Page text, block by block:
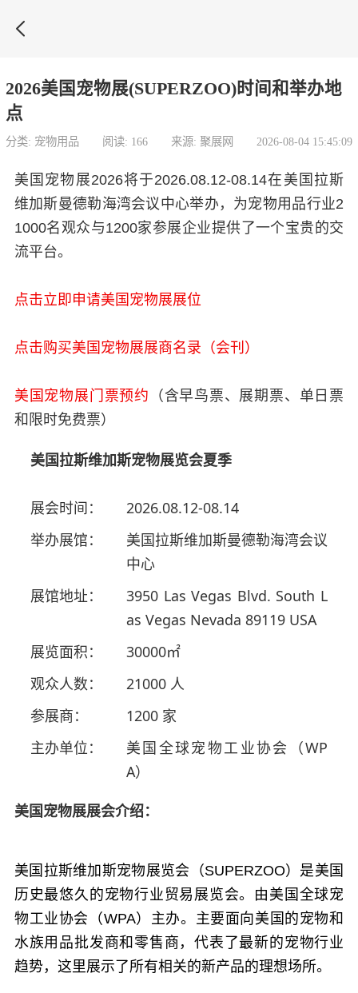

2026美国宠物展(SUPERZOO)时间和举办地
点
分类: 宠物用品 阅读: 166 来源: 聚展网 2026-08-04 15:45:09
美国宠物展2026将于2026.08.12-08.14在美国拉斯
维加斯曼德勒海湾会议中心举办，为宠物用品行业2
1000名观众与1200家参展企业提供了一个宝贵的交
流平台。
点击立即申请美国宠物展展位
点击购买美国宠物展展商名录（会刊）
美国宠物展门票预约 （含早鸟票、展期票、单日票
和限时免费票）
美国拉斯维加斯宠物展览会夏季
展会时间：
2026.08.12-08.14
举办展馆：
美国拉斯维加斯曼德勒海湾会议
中心
展馆地址：
3950 Las Vegas Blvd. South L
as Vegas Nevada 89119 USA
展览面积：
30000㎡
观众人数：
21000 人
参展商：
1200 家
主办单位：
美国全球宠物工业协会（WP
A）
美国宠物展展会介绍：
美国拉斯维加斯宠物展览会（SUPERZOO）是美国
历史最悠久的宠物行业贸易展览会。由美国全球宠
物工业协会（WPA）主办。主要面向美国的宠物和
水族用品批发商和零售商，代表了最新的宠物行业
趋势，这里展示了所有相关的新产品的理想场所。